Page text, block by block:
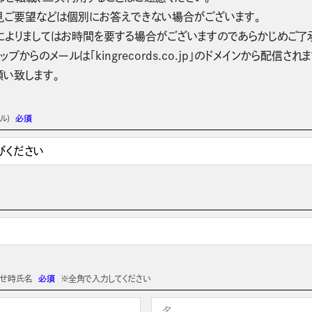
ご要望などは個別にお答えできない場合がございます。
りましてはお時間を要する場合がございますのであらかじめご了
ップからのメールは「kingrecords.co.jp」のドメインから配信され
致します。
) 必須
時氏名 必須 ※全角で入力してください